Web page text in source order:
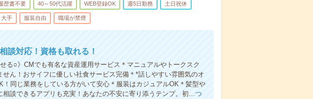
歴書不要 40～50代活躍 WEB登録OK 週5日勤務 土日祝休
大手 服装自由 職場が禁煙
談対応！資格も取れる！
る○》CMでも有名な資産運用サービス＊マニュアルやトークスク
ん！おサイフに優しい社食サービス完備＊*話しやすい雰囲気のオ
同じ業務をしている方がいて安心＊服装はカジュアルOK＊髪型や
相談できるアプリも充実！あなたの不安に寄り添うテンプ。初…つ